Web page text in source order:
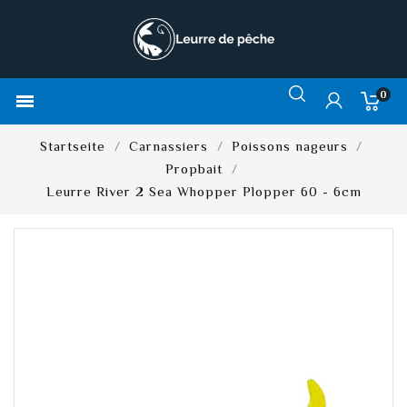
 0
Startseite Carnassiers
Poissons nageurs
Propbait
Leurre River 2 Sea Whopper Plopper 60 - 6cm